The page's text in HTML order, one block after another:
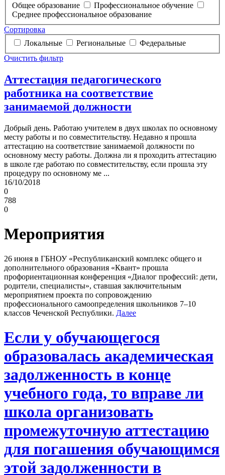
Общее образование
Профессиональное обучение
Среднее профессиональное образование
Сортировка
Локальные
Региональные
Федеральные
Очистить фильтр
Аттестация педагогического
работника на соответствие
занимаемой должности
Добрый день. Работаю учителем в двух школах по основному
месту работы и по совместительству. Недавно я прошла
аттестацию на соответствие занимаемой должности по
основному месту работы. Должна ли я проходить аттестацию
в школе где работаю по совместительству, если прошла эту
процедуру по основному ме ...
16/10/2018
0
788
0
Мероприятия
26 июня в ГБНОУ «Республиканский комплекс общего и
дополнительного образования «Квант» прошла
профориентационная конференция «Диалог профессий: дети,
родители, специалисты», ставшая заключительным
мероприятием проекта по сопровождению
профессионального самоопределения школьников 7–10
классов Чеченской Республики. Далее
Если у обучающегося
образовалась академическая
задолженность в конце
учебного года, то вправе ли
школа организовать
промежуточную аттестацию
для погашения обучающимся
этой задолженности в